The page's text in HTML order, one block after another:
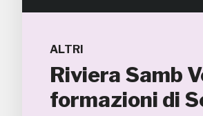
ALTRI
Riviera Samb
formazioni di